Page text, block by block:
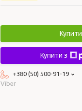
Купити
Купити з
+380 (50) 500-91-19
Viber